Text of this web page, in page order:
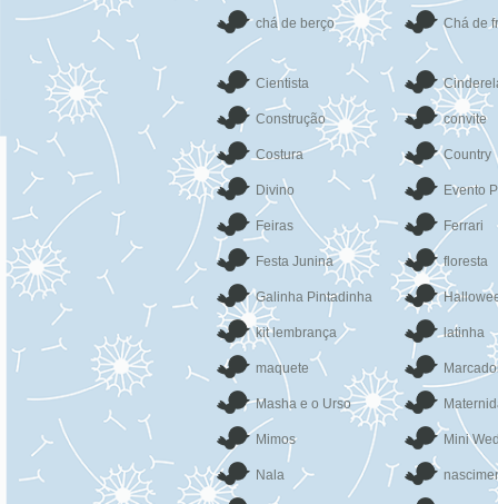
chá de berço Chá de
Cientista
Construção convite
Costura Country
Divino Evento
Feiras Ferrari
Festa Junina floresta
Galinha Pintadinha
kit lembrança latinha
maquete
Masha e o Urso
Mimos Mini
Nala